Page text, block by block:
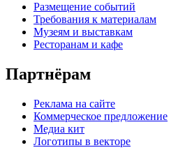
Размещение событий
Требования к материалам
Музеям и выставкам
Ресторанам и кафе
Партнёрам
Реклама на сайте
Коммерческое предложение
Медиа кит
Логотипы в векторе